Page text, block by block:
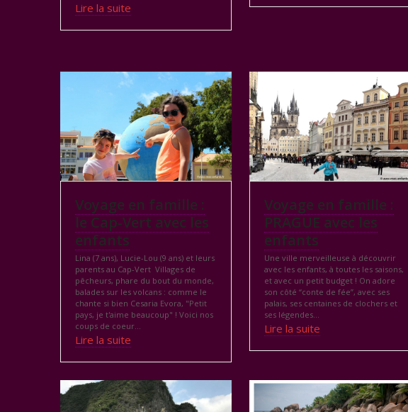
Lire la suite
Voyage en famille :
le Cap-Vert avec les
enfants
Lina (7 ans), Lucie-Lou (9 ans) et leurs
parents au Cap-Vert Villages de
pêcheurs, phare du bout du monde,
balades sur les volcans : comme le
chante si bien Cesaria Evora, "Petit
pays, je t'aime beaucoup" ! Voici nos
coups de coeur…
Lire la suite
Voyage en famille :
PRAGUE avec les
enfants
Une ville merveilleuse à découvrir
avec les enfants, à toutes les saisons,
et avec un petit budget ! On adore
son côté “conte de fée”, avec ses
palais, ses centaines de clochers et
ses légendes...
Lire la suite